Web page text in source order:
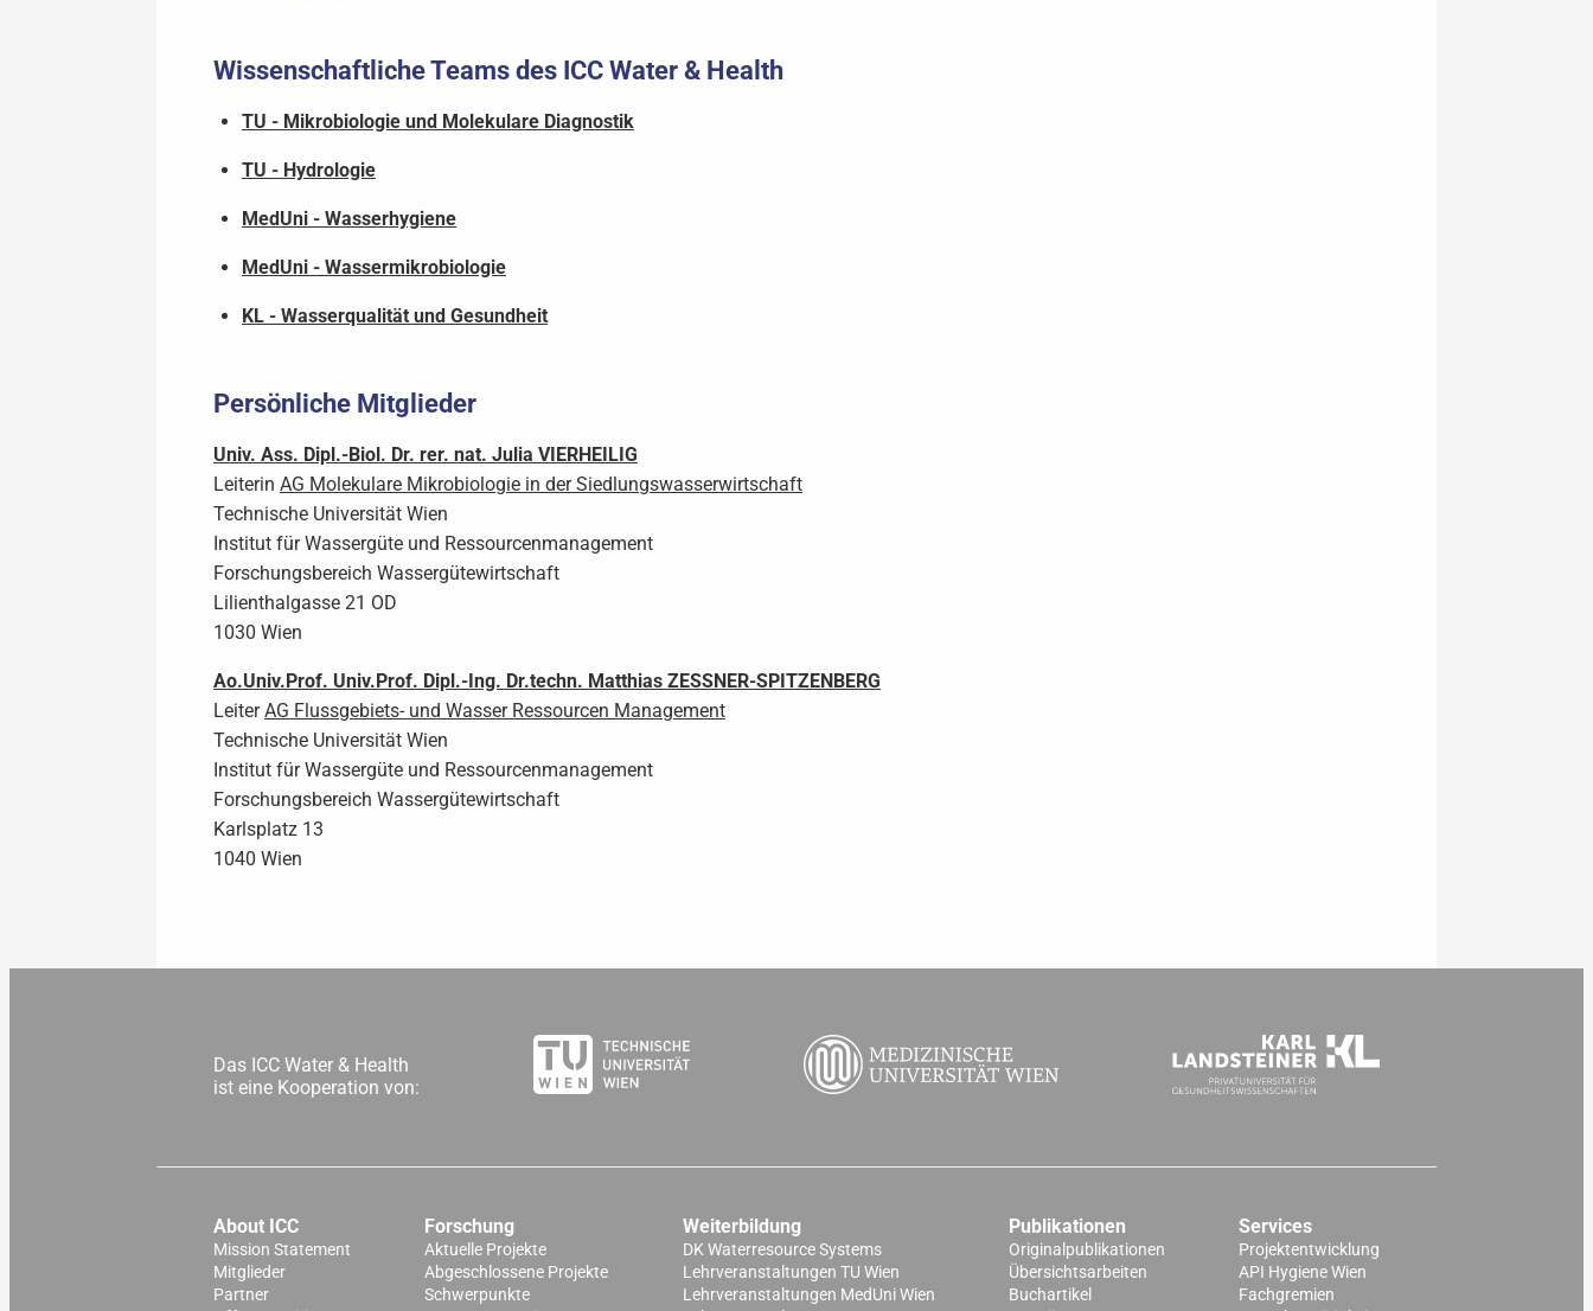
Wissenschaftliche Teams des ICC Water & Health
TU - Mikrobiologie und Molekulare Diagnostik
TU - Hydrologie
MedUni - Wasserhygiene
MedUni - Wassermikrobiologie
KL - Wasserqualität und Gesundheit
Persönliche Mitglieder
Univ. Ass. Dipl.-Biol. Dr. rer. nat. Julia VIERHEILIG
Leiterin AG Molekulare Mikrobiologie in der Siedlungswasserwirtschaft
Technische Universität Wien
Institut für Wassergüte und Ressourcenmanagement
Forschungsbereich Wassergütewirtschaft
Lilienthalgasse 21 OD
1030 Wien
Ao.Univ.Prof. Univ.Prof. Dipl.-Ing. Dr.techn. Matthias ZESSNER-SPITZENBERG
LeiterAG Flussgebiets- und Wasser Ressourcen Management
Technische Universität Wien
Institut für Wassergüte und Ressourcenmanagement
Forschungsbereich Wassergütewirtschaft
Karlsplatz 13
1040 Wien
Das ICC Water & Health
ist eine Kooperation von:
About ICC
Mission Statement
Mitglieder
Partner
Forschung
Aktuelle Projekte
Abgeschlossene Projekte
Schwerpunkte
Weiterbildung
DK Waterresource Systems
Lehrveranstaltungen TU Wien
Lehrveranstaltungen MedUni Wien
Publikationen
Originalpublikationen
Übersichtsarbeiten
Buchartikel
Services
Projektentwicklung
API Hygiene Wien
Fachgremien